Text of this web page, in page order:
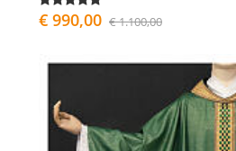
€ 990,00 € 1.100,00